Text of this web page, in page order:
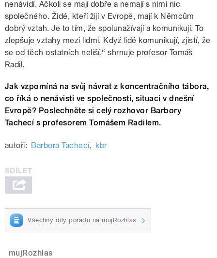
nenávidí. Ačkoli se mají dobře a nemají s nimi nic
společného. Židé, kteří žijí v Evropě, mají k Němcům
dobrý vztah. Je to tím, že spolunažívají a komunikují. To
zlepšuje vztahy mezi lidmi. Když lidé komunikují, zjistí, že
se od těch ostatních neliší,“ shrnuje profesor Tomáš
Radil.
Jak vzpomíná na svůj návrat z koncentračního tábora,
co říká o nenávisti ve společnosti, situaci v dnešní
Evropě? Poslechněte si celý rozhovor Barbory
Tachecí s profesorem Tomášem Radilem.
autoři: Barbora Tachecí, kbr
Všechny díly pořadu na mujRozhlas
mujRozhlas